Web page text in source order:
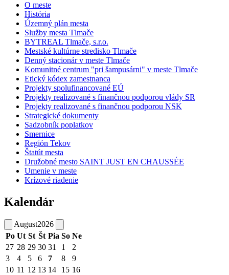
O meste
História
Územný plán mesta
Služby mesta Tlmače
BYTREAL Tlmače, s.r.o.
Mestské kultúrne stredisko Tlmače
Denný stacionár v meste Tlmače
Komunitné centrum "pri šampusárni" v meste Tlmače
Etický kódex zamestnanca
Projekty spolufinancované EÚ
Projekty realizované s finančnou podporou vlády SR
Projekty realizované s finančnou podporou NSK
Strategické dokumenty
Sadzobník poplatkov
Smernice
Región Tekov
Štatút mesta
Družobné mesto SAINT JUST EN CHAUSSÉE
Umenie v meste
Krízové riadenie
Kalendár
August2026
Po Ut St Št Pia So Ne
27 28 29 30 31 1
2
3
4 5 6 7 8
9
10 11 12 13 14 15 16